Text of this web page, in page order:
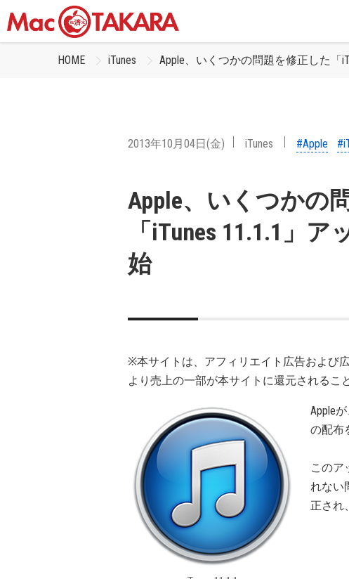
HOME iTunes Apple、いくつかの問題を修正した「
2013年10月04日(金) iTunes #Apple
Apple、いくつかの
「iTunes 11.1.1」
始
※本サイトは、アフィリエイト広告および
より売上の一部が本サイトに還元されるこ
Apple
の配布
このア
れない
正され